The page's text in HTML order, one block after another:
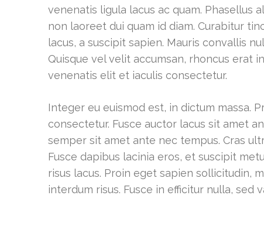
venenatis ligula lacus ac quam. Phasellus
non laoreet dui quam id diam. Curabitur
lacus, a suscipit sapien. Mauris convallis
Quisque vel velit accumsan, rhoncus erat
venenatis elit et iaculis consectetur.
Integer eu euismod est, in dictum massa.
consectetur. Fusce auctor lacus sit amet
semper sit amet ante nec tempus. Cras
Fusce dapibus lacinia eros, et suscipit
risus lacus. Proin eget sapien sollicitudin,
interdum risus. Fusce in efficitur nulla, sed